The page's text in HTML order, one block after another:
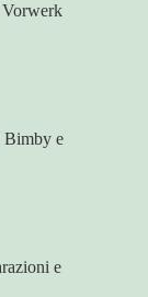
Vorwerk
e
e